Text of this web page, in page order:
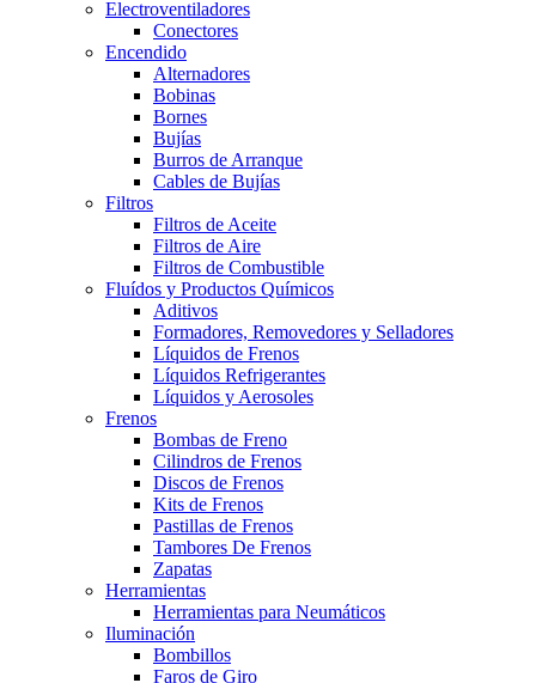
Electroventiladores
Conectores
Encendido
Alternadores
Bobinas
Bornes
Bujías
Burros de Arranque
Cables de Bujías
Filtros
Filtros de Aceite
Filtros de Aire
Filtros de Combustible
Fluídos y Productos Químicos
Aditivos
Formadores, Removedores y Selladores
Líquidos de Frenos
Líquidos Refrigerantes
Líquidos y Aerosoles
Frenos
Bombas de Freno
Cilindros de Frenos
Discos de Frenos
Kits de Frenos
Pastillas de Frenos
Tambores De Frenos
Zapatas
Herramientas
Herramientas para Neumáticos
Iluminación
Bombillos
Faros de Giro